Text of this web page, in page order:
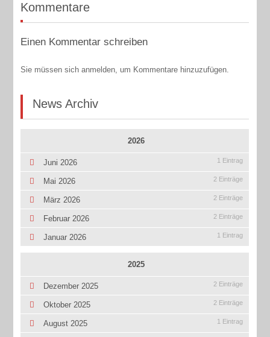
Kommentare
Einen Kommentar schreiben
Sie müssen sich anmelden, um Kommentare hinzuzufügen.
News Archiv
2026
Juni 2026 1 Eintrag
Mai 2026 2 Einträge
März 2026 2 Einträge
Februar 2026 2 Einträge
Januar 2026 1 Eintrag
2025
Dezember 2025 2 Einträge
Oktober 2025 2 Einträge
August 2025 1 Eintrag